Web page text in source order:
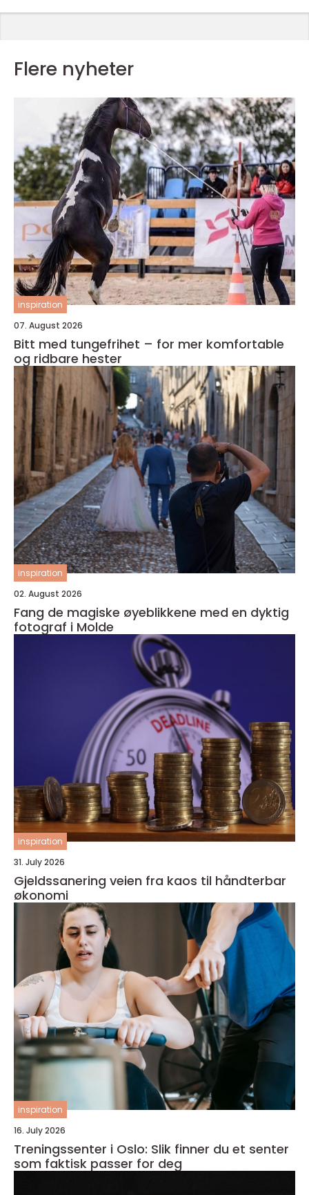
Flere nyheter
inspiration
07. August 2026
Bitt med tungefrihet – for mer komfortable
og ridbare hester
inspiration
02. August 2026
Fang de magiske øyeblikkene med en dyktig
fotograf i Molde
inspiration
31. July 2026
Gjeldssanering veien fra kaos til håndterbar
økonomi
inspiration
16. July 2026
Treningssenter i Oslo: Slik finner du et senter
som faktisk passer for deg